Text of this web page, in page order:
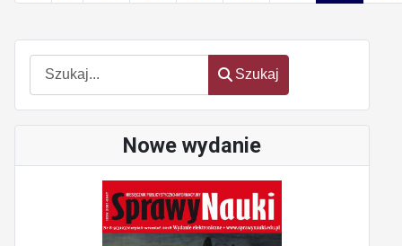
Szukaj
Szukaj
Nowe wydanie